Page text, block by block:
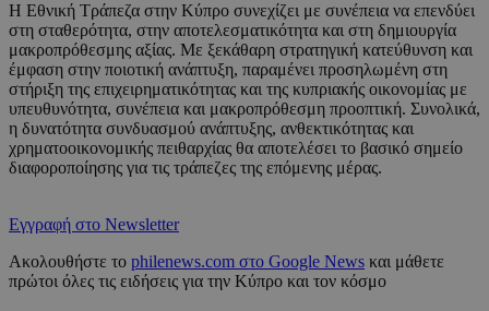
Η Εθνική Τράπεζα στην Κύπρο συνεχίζει με συνέπεια να επενδύει
στη σταθερότητα, στην αποτελεσματικότητα και στη δημιουργία
μακροπρόθεσμης αξίας. Με ξεκάθαρη στρατηγική κατεύθυνση και
έμφαση στην ποιοτική ανάπτυξη, παραμένει προσηλωμένη στη
στήριξη της επιχειρηματικότητας και της κυπριακής οικονομίας με
υπευθυνότητα, συνέπεια και μακροπρόθεσμη προοπτική. Συνολικά,
η δυνατότητα συνδυασμού ανάπτυξης, ανθεκτικότητας και
χρηματοοικονομικής πειθαρχίας θα αποτελέσει το βασικό σημείο
διαφοροποίησης για τις τράπεζες της επόμενης μέρας.
Εγγραφή στο Newsletter
Ακολουθήστε το philenews.com στο Google News και μάθετε
πρώτοι όλες τις ειδήσεις για την Κύπρο και τον κόσμο